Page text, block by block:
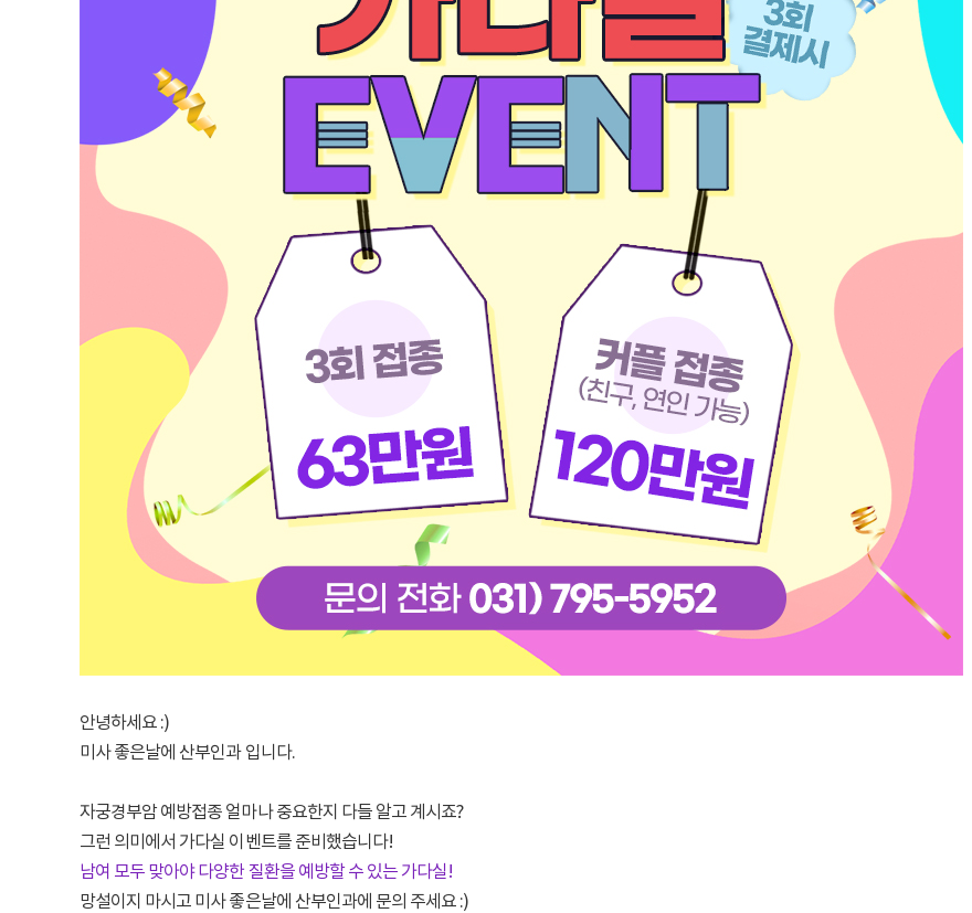
안녕하세요 :)
미사 좋은날에 산부인과 입니다.
자궁경부암 예방접종 얼마나 중요한지 다들 알고 계시죠?
그런 의미에서 가다실 이벤트를 준비했습니다!
남여 모두 맞아야 다양한 질환을 예방할 수 있는 가다실!
망설이지 마시고 미사 좋은날에 산부인과에 문의 주세요 :)